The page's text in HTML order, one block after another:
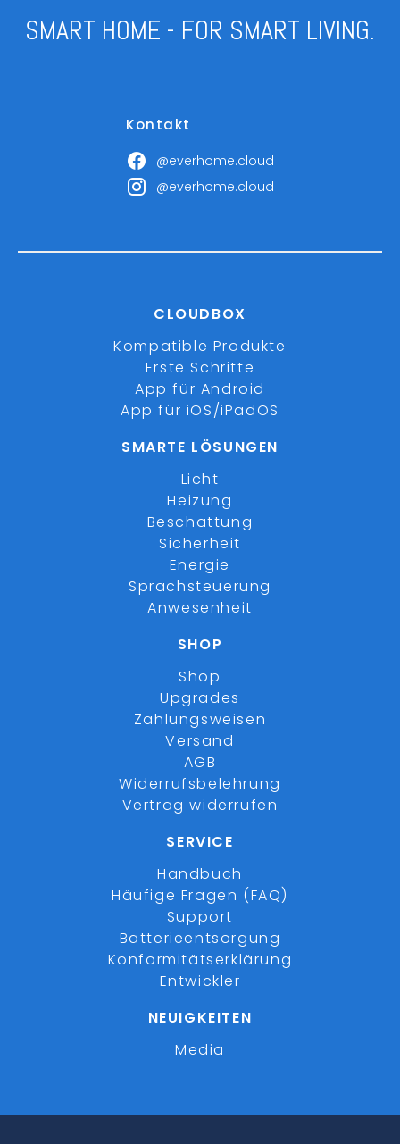
SMART HOME - FOR SMART LIVING.
Kontakt
@everhome.cloud
@everhome.cloud
CLOUDBOX
Kompatible Produkte
Erste Schritte
App für Android
App für iOS/iPadOS
SMARTE LÖSUNGEN
Licht
Heizung
Beschattung
Sicherheit
Energie
Sprachsteuerung
Anwesenheit
SHOP
Shop
Upgrades
Zahlungsweisen
Versand
AGB
Widerrufsbelehrung
Vertrag widerrufen
SERVICE
Handbuch
Häufige Fragen (FAQ)
Support
Batterieentsorgung
Konformitätserklärung
Entwickler
NEUIGKEITEN
Media